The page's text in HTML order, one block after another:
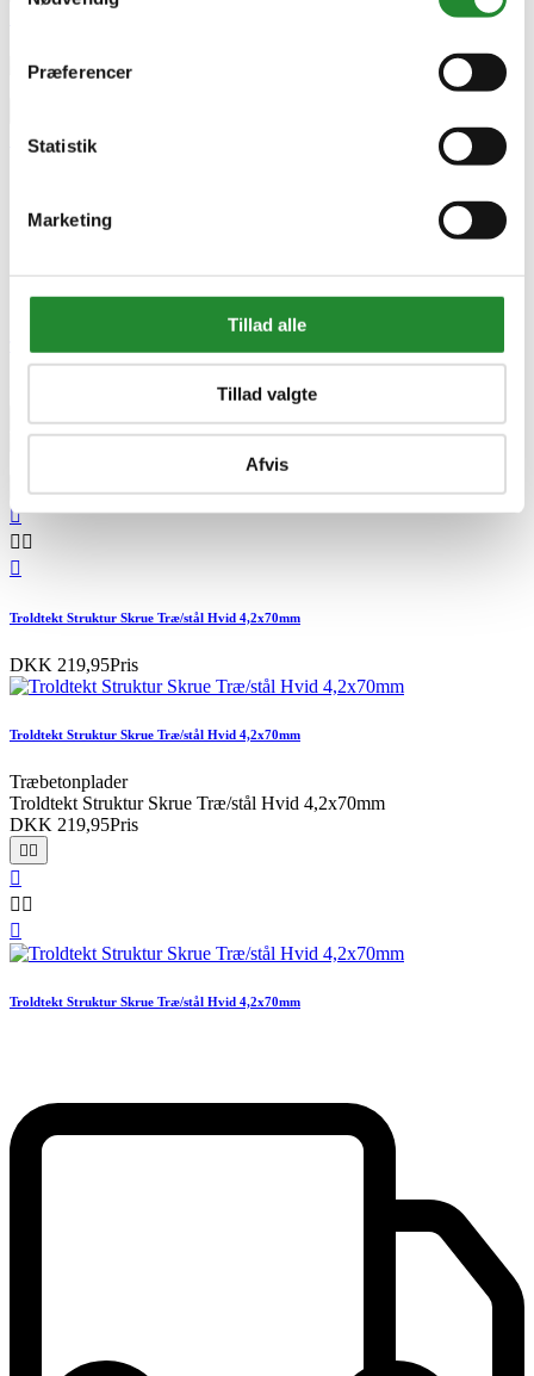
Præferencer
Statistik
Marketing
Tillad alle
Tillad valgte
Afvis
Tilføj til kurv

 

Troldtekt Struktur Skrue Træ/stål Hvid 4,2x70mm
DKK 219,95Pris
Troldtekt Struktur Skrue Træ/stål Hvid 4,2x70mm
Træbetonplader
Troldtekt Struktur Skrue Træ/stål Hvid 4,2x70mm
DKK 219,95Pris


 

Troldtekt Struktur Skrue Træ/stål Hvid 4,2x70mm